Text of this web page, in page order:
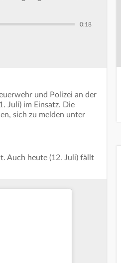
0:18
und Polizei an der
Juli) im Einsatz. Die
sich zu melden unter
Auch heute (12. Juli) fällt